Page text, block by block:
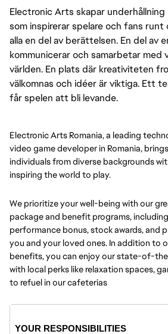
Electronic Arts skapar underhållning
som inspirerar spelare och fans runt
alla en del av berättelsen. En del av
kommunicerar och samarbetar med
världen. En plats där kreativiteten
välkomnas och idéer är viktiga. Ett
får spelen att bli levande.
Electronic Arts Romania, a leading
video game developer in Romania,
individuals from diverse backgrounds
inspiring the world to play.
We prioritize your well-being with our
package and benefit programs,
performance bonus, stock awards, and
you and your loved ones. In addition to
benefits, you can enjoy our state-of-
with local perks like relaxation spaces,
to refuel in our cafeterias
YOUR RESPONSIBILITIES